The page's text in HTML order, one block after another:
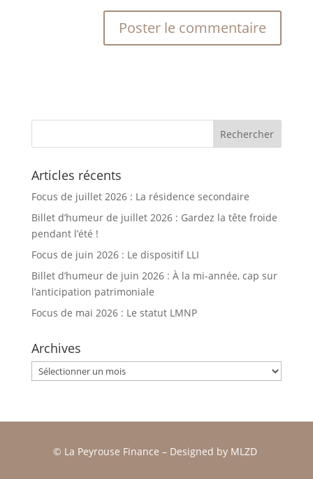
Articles récents
Focus de juillet 2026 : La résidence secondaire
Billet d’humeur de juillet 2026 : Gardez la tête froide
pendant l’été !
Focus de juin 2026 : Le dispositif LLI
Billet d’humeur de juin 2026 : À la mi-année, cap sur
l’anticipation patrimoniale
Focus de mai 2026 : Le statut LMNP
Archives
Archives
© La Peyrouse Finance –Designed by MLZD